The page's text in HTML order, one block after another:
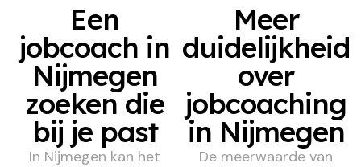
Een
jobcoach in
Nijmegen
zoeken die
bij je past
In Nijmegen kan het
Meer
duidelijkheid
over
jobcoaching
in Nijmegen
De meerwaarde van